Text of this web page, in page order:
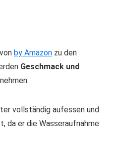
by Amazon zu den
Geschmack und
vollständig aufessen und
da er die Wasseraufnahme